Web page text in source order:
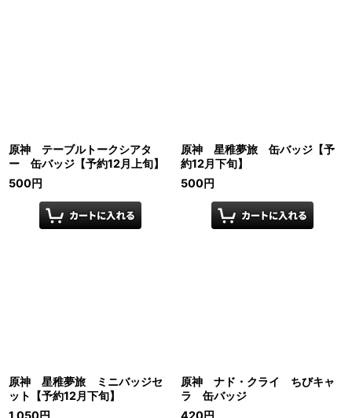
原神 テーブルトークシアタ
ー 缶バッジ【予約12月上旬】
500円
原神 星稚夢旅 缶バッジ【予
約12月下旬】
500円
原神 星稚夢旅 ミニバッジセ
ット【予約12月下旬】
1,050円
原神 ナド・クライ ちびキャ
ラ 缶バッジ
420円